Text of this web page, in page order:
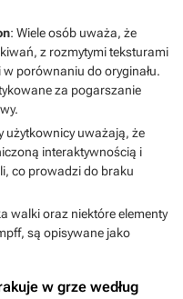
: Wiele osób uważa, że
z rozmytymi teksturami
porównaniu do oryginału.
za pogarszanie
użytkownicy uważają, że
interaktywnością i
co prowadzi do braku
walki oraz niektóre elementy
są opisywane jako
w grze według